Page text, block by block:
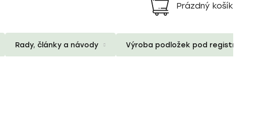
Nákupní
košík
Prázdný košík
Rady, články a návody Výroba podložek pod registrační